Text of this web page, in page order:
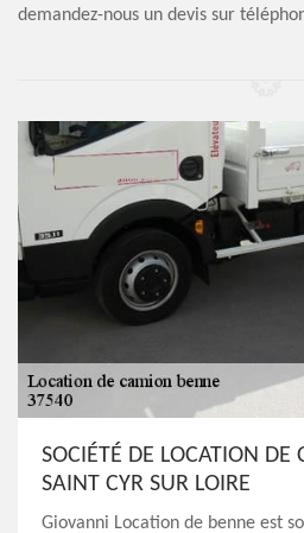
demandez-nous un devis sur
SOCIÉTÉ DE LOCATION
SAINT CYR SUR LOIRE
Giovanni Location de benne est